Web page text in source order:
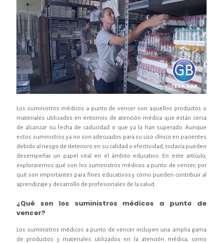
Los suministros médicos a punto de vencer son aquellos productos o
materiales utilizados en entornos de atención médica que están cerca
de alcanzar su fecha de caducidad o que ya la han superado. Aunque
estos suministros ya no son adecuados para su uso clínico en pacientes
debido al riesgo de deterioro en su calidad o efectividad, todavía pueden
desempeñar un papel vital en el ámbito educativo. En este artículo,
exploraremos qué son los suministros médicos a punto de vencer, por
qué son importantes para fines educativos y cómo pueden contribuir al
aprendizaje y desarrollo de profesionales de la salud.
¿Qué son los suministros médicos a punto de
vencer?
Los suministros médicos a punto de vencer incluyen una amplia gama
de productos y materiales utilizados en la atención médica, como